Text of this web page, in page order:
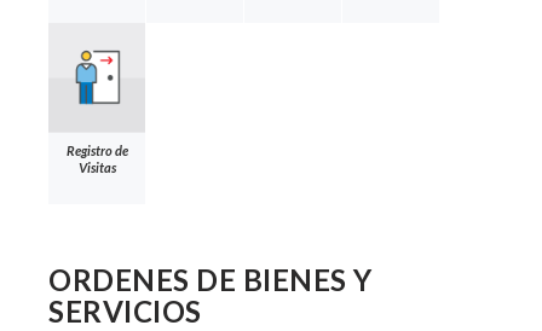
Registro de
Visitas
ORDENES DE BIENES Y
SERVICIOS